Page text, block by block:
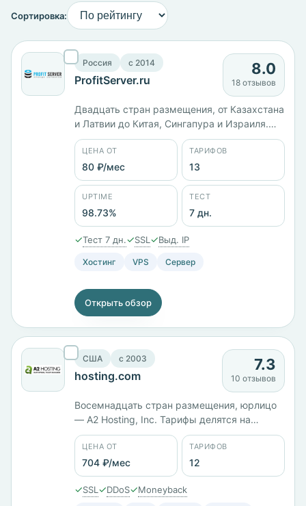
Сортировка:
Россия c 2014
ProfitServer.ru
8.0
18 отзывов
Двадцать стран размещения, от Казахстана
и Латвии до Китая, Сингапура и Израиля.
Юрлицо ООО «ИТК», работает с 2014 года.
Тринадцать тарифов от 80 ₽/мес: KVM-1 с 1
ГБ памяти стоит 990 ₽/мес, старший KVM-
12 с 64 ГБ и диском на 500 ГБ — 27 600 ₽/
мес. Панель ISPmanager, заявленный uptime
98,73%.
ЦЕНА ОТ
80 ₽/мес
ТАРИФОВ
13
UPTIME
98.73%
ТЕСТ
7 дн.
✓Тест 7 дн.✓SSL ✓Выд. IP
Хостинг VPS Сервер
Открыть обзор
США c 2003
hosting.com
7.3
10 отзывов
Восемнадцать стран размещения, юрлицо
— A2 Hosting, Inc. Тарифы делятся на
самостоятельные и управляемые:
Unmanaged Launch 1 с 1 ГБ памяти стоит
703 ₽/мес, Managed Takeoff 4 с 2 ядрами и
4 ГБ — 6025 ₽/мес, Takeoff 8 с 6 ядрами и
8 ГБ — 8216 ₽/мес. Панели cPanel и Plesk.
ЦЕНА ОТ
704 ₽/мес
ТАРИФОВ
12
✓SSL ✓DDoS✓Moneyback